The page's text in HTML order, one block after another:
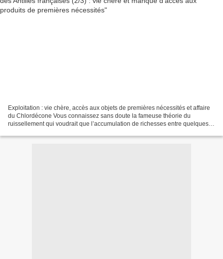
Exploitation : vie chère, accès aux objets de premières nécessités et affaire
du Chlordécone Vous connaissez sans doute la fameuse théorie du
ruissellement qui voudrait que l’accumulation de richesses entre quelques